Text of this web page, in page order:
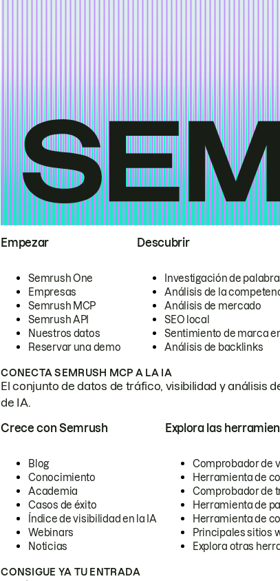
Empezar
Semrush One
Empresas
Semrush MCP
Semrush API
Nuestros datos
Reservar una demo
Descubrir
Investigación de
Análisis de la
Análisis de mercado
SEO local
Sentimiento de marca
Análisis de backlinks
CONECTA SEMRUSH MCP A LA IA
El conjunto de datos de tráfico, visibilidad y análisis
de IA.
Crece con Semrush
Blog
Conocimiento
Academia
Casos de éxito
Índice de visibilidad en la IA
Webinars
Noticias
Explora las
Comprobador de
Herramienta de
Comprobador de
Herramienta de
Herramienta de
Principales sitios
Explora otras
CONSIGUE YA TU ENTRADA